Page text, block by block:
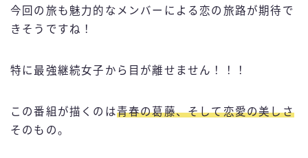
今回の旅も魅力的なメンバーによる恋の旅路が期待で
きそうですね！
特に最強継続女子から目が離せません！！！
この番組が描くのは青春の葛藤、そして恋愛の美しさ
そのもの。